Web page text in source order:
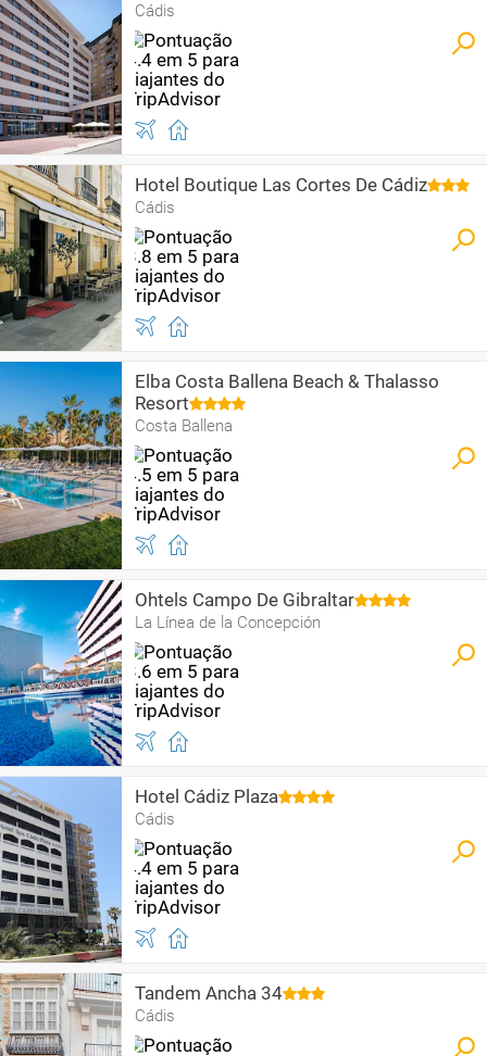
Cádis
Hotel Boutique Las Cortes De Cádiz
Cádis
Elba Costa Ballena Beach & Thalasso
Resort
Costa Ballena
Ohtels Campo De Gibraltar
La Línea de la Concepción
Hotel Cádiz Plaza
Cádis
Tandem Ancha 34
Cádis